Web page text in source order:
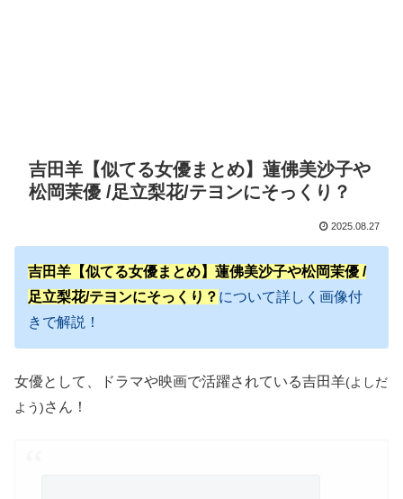
吉田羊【似てる女優まとめ】蓮佛美沙子や
松岡茉優 /足立梨花/テヨンにそっくり？
2025.08.27
吉田羊【似てる女優まとめ】蓮佛美沙子や松岡茉優 /
足立梨花/テヨンにそっくり？ について詳しく画像付
きで解説！
女優として、ドラマや映画で活躍されている吉田羊(よしだ
よう)さん！